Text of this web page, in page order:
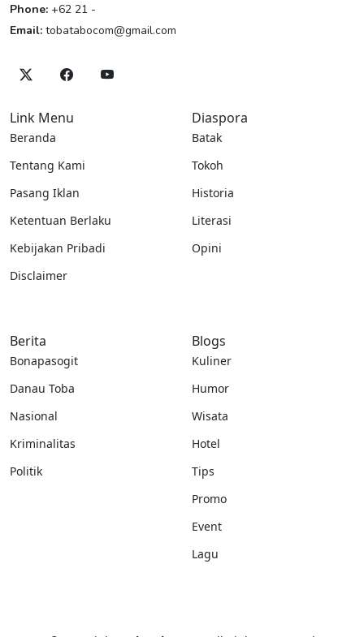
Phone: +62 21 -
Email: tobatabocom@gmail.com
Link Menu
Beranda
Tentang Kami
Pasang Iklan
Ketentuan Berlaku
Kebijakan Pribadi
Disclaimer
Diaspora
Batak
Tokoh
Historia
Literasi
Opini
Berita
Bonapasogit
Danau Toba
Nasional
Kriminalitas
Politik
Blogs
Kuliner
Humor
Wisata
Hotel
Tips
Promo
Event
Lagu